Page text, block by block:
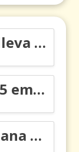
Carlos Manuel Vesga lleva el nombre de Colombia a los Emmy
Resiliencia migrante: 5 emociones y cómo gestionarlas
Tatiana Toro: colombiana que cambió la historia de las matemáticas